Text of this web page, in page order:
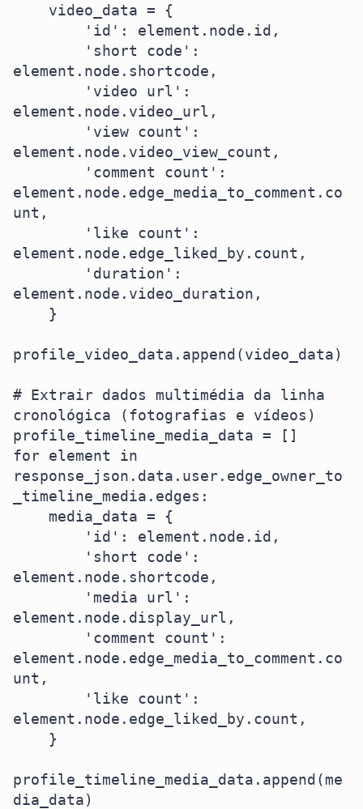
element.node.shortcode,
element.node.video_url,
element.node.video_view_count,
element.node.edge_media_to_comment.co
unt,
element.node.edge_liked_by.count,
element.node.video_duration,
profile_video_data.append(video_data)
# Extrair dados multimédia da linha
cronológica (fotografias e vídeos)
profile_timeline_media_data = []
for element in
response_json.data.user.edge_owner_to
_timeline_media.edges:
element.node.shortcode,
element.node.display_url,
element.node.edge_media_to_comment.co
unt,
element.node.edge_liked_by.count,
profile_timeline_media_data.append(me
dia_data)